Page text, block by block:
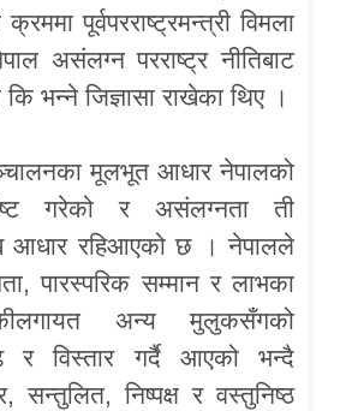
पूर्वपरराष्ट्रमन्त्री विमला
असंलग्न परराष्ट्र नीतिबाट
भन्ने जिज्ञासा राखेका थिए ।
मूलभूत आधार नेपालको
गरेको र असंलग्नता ती
आधार रहिआएको छ । नेपालले
पारस्परिक सम्मान र लाभका
अन्य मुलुकसँगको
र विस्तार गर्दै आएको भन्दै
सन्तुलित, निष्पक्ष र वस्तुनिष्ठ